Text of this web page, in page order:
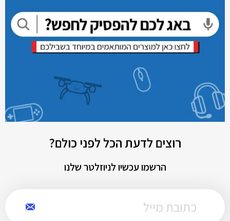
רוצים לדעת הכל לפני כולם?
הרשמו עכשיו לניוזלטר שלנו